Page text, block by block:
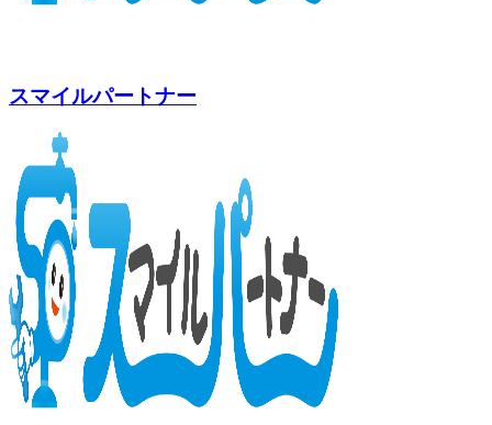
スマイルパートナー